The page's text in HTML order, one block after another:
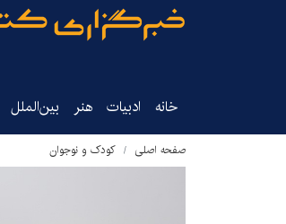
خانه ادبیات هنر بین‌الملل
صفحه اصلی کودک و نوجوان